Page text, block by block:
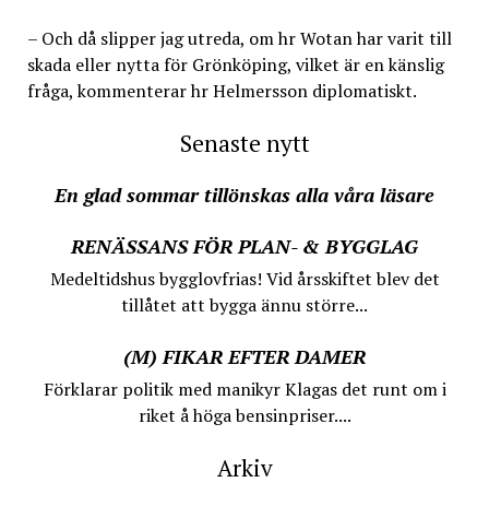
– Och då slipper jag utreda, om hr Wotan har varit till
skada eller nytta för Grönköping, vilket är en känslig
fråga, kommenterar hr Helmersson diplomatiskt.
Senaste nytt
En glad sommar tillönskas alla våra läsare
RENÄSSANS FÖR PLAN- & BYGGLAG
Medeltidshus bygglovfrias! Vid årsskiftet blev det
tillåtet att bygga ännu större...
(M) FIKAR EFTER DAMER
Förklarar politik med manikyr Klagas det runt om i
riket å höga bensinpriser....
Arkiv